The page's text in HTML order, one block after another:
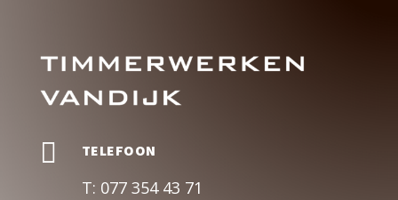
 TELEFOON
T: 077 354 43 71